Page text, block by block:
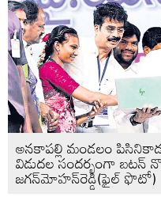
అనకాపల్లి మండలం
విడుదల సందర్భంగా బటన్‌
జగన్‌మోహన్‌రెడ్డి(ఫైల్‌ ఫొటో)